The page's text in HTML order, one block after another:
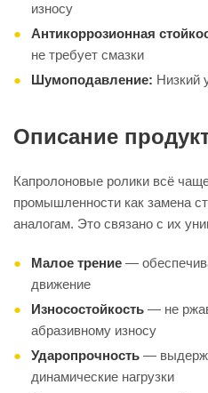
износу
Антикоррозионная
не требует смазки
Шумоподавление: Низкий
Описание
Капролоновые ролики всё
промышленности как замена
аналогам. Это связано с их
Малое трение —
движение
Износостойкость — не
абразивному износу
Ударопрочность —
динамические нагрузки